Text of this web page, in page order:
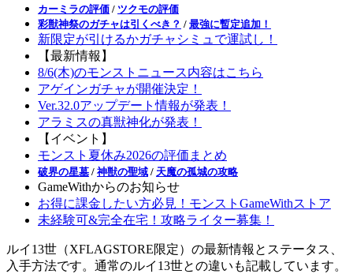
カーミラの評価 / ツクモの評価
彩獣神祭のガチャは引くべき？ / 最強に暫定追加！
新限定が引けるかガチャシミュで運試し！
【最新情報】
8/6(木)のモンストニュース内容はこちら
アゲインガチャが開催決定！
Ver.32.0アップデート情報が発表！
アラミスの真獣神化が発表！
【イベント】
モンスト夏休み2026の評価まとめ
破界の星墓 / 神獣の聖域 / 天魔の孤城の攻略
GameWithからのお知らせ
お得に課金したい方必見！モンストGameWithストア
未経験可&完全在宅！攻略ライター募集！
ルイ13世（XFLAGSTORE限定）の最新情報とステータス、
入手方法です。通常のルイ13世との違いも記載しています。